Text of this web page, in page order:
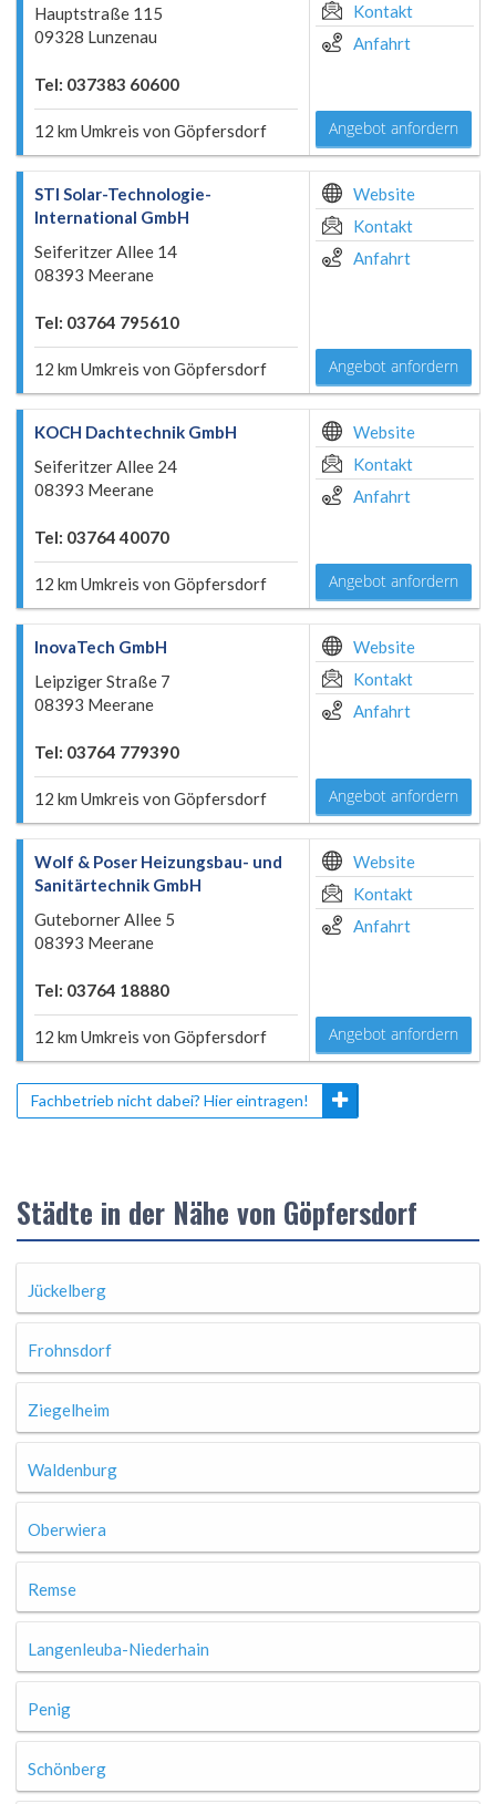
Hauptstraße 115
09328 Lunzenau
Tel: 037383 60600
12 km Umkreis von Göpfersdorf
Kontakt
Anfahrt
Angebot anfordern
STI Solar-Technologie-
International GmbH
Seiferitzer Allee 14
08393 Meerane
Tel: 03764 795610
12 km Umkreis von Göpfersdorf
Website
Kontakt
Anfahrt
Angebot anfordern
KOCH Dachtechnik GmbH
Seiferitzer Allee 24
08393 Meerane
Tel: 03764 40070
12 km Umkreis von Göpfersdorf
Website
Kontakt
Anfahrt
Angebot anfordern
InovaTech GmbH
Leipziger Straße 7
08393 Meerane
Tel: 03764 779390
12 km Umkreis von Göpfersdorf
Website
Kontakt
Anfahrt
Angebot anfordern
Wolf & Poser Heizungsbau- und
Sanitärtechnik GmbH
Guteborner Allee 5
08393 Meerane
Tel: 03764 18880
12 km Umkreis von Göpfersdorf
Website
Kontakt
Anfahrt
Angebot anfordern
Fachbetrieb nicht dabei? Hier eintragen!
Städte in der Nähe von Göpfersdorf
Jückelberg
Frohnsdorf
Ziegelheim
Waldenburg
Oberwiera
Remse
Langenleuba-Niederhain
Penig
Schönberg